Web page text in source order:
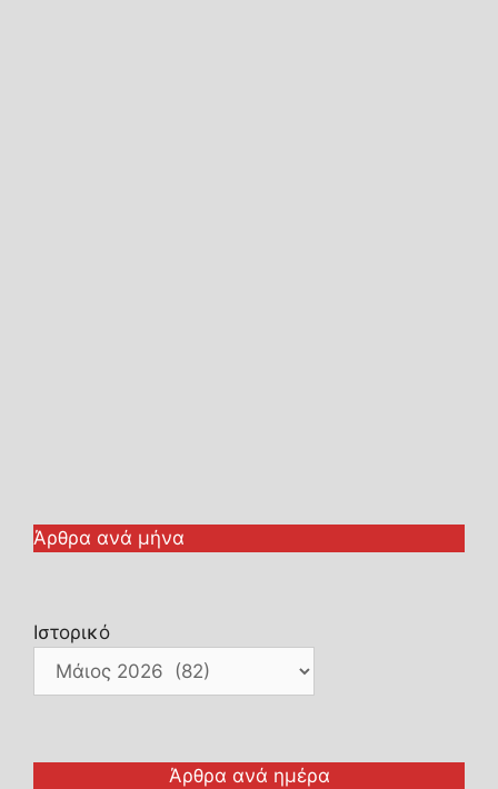
Άρθρα ανά μήνα
Ιστορικό
Άρθρα ανά ημέρα